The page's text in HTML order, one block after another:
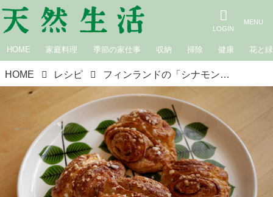
HOME 家庭料理 季節の家仕事 収納 掃除 健康 花と緑
HOME レシピ フィンランドの「シナモンロール」のつくり方。スパイスが奏でる“北欧気分”を楽しむ幸せの焼きたてパン／週末北欧部 chikaさん